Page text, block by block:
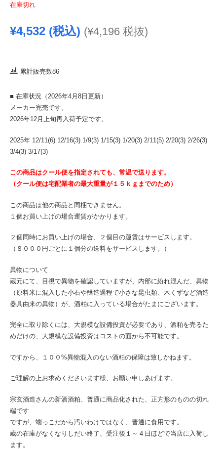
在庫切れ
¥4,532 (税込) (¥4,196 税抜)
累計販売数86
■ 在庫状況（2026年4月8日更新）
メーカー完売です。
2026年12月上旬再入荷予定です。
2025年 12/11(6) 12/16(3) 1/9(3) 1/15(3) 1/20(3) 2/11(5) 2/20(3) 2/26(3)
3/4(3) 3/17(3)
この商品はクール便を指定されても、常温で送ります。
（クール便は宅配業者の最大重量が１５ｋｇまでのため）
この商品は他の商品と同梱できません。
１個お買い上げの場合運賃がかかります。
２個同時にお買い上げの場合、２個目の運賃はサービスします。
（８０００円ごとに１個分の送料をサービスします。）
異物について
蔵元にて、目視で異物を確認していますが、内部に紛れ混んだ、異物
（原料米に混入した小石や醸造過程で小さな昆虫類、木くずなど酒造
器具由来の異物）が、酒粕に入っている場合がたまにございます。
完全に取り除くには、大規模な設備投資が必要であり、酒粕を売るた
めだけの、大規模な設備投資はコストの面から不可能です。
ですから、１００%異物混入のない酒粕の保障は致しかねます。
ご理解の上お求めくださいます様、お願い申しあげます。
宗玄酒造さんの新酒酒粕、普通に商品化された、正方形のものの切れ
端です
ですが、端っこだから汚いわけではなく、普通に食用です。
蔵の在庫がなくなりしだい終了、受注後１～４日ほどで当店に入荷し
ます。